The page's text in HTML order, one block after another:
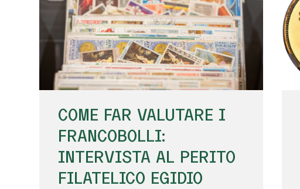
COME FAR VALUTARE I
FRANCOBOLLI:
INTERVISTA AL PERITO
FILATELICO EGIDIO